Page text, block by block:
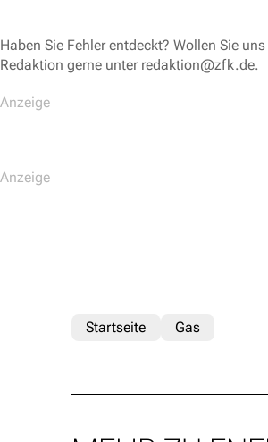
Haben Sie Fehler entdeckt? Wollen Sie
Redaktion gerne unter redaktion@zfk.de.
Startseite Gas